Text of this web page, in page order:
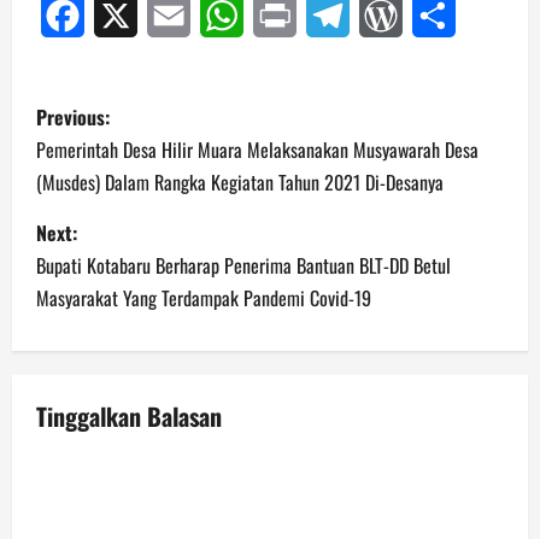
Facebook Email WhatsApp
Print TelegramWordPress
P
o
s
t
n
a
v
Previous:
Pemerintah Desa Hilir Muara Melaksanakan Musyawarah Desa
(Musdes) Dalam Rangka Kegiatan Tahun 2021 Di-Desanya
Next:
Bupati Kotabaru Berharap Penerima Bantuan BLT-DD Betul
Masyarakat Yang Terdampak Pandemi Covid-19
Tinggalkan Balasan